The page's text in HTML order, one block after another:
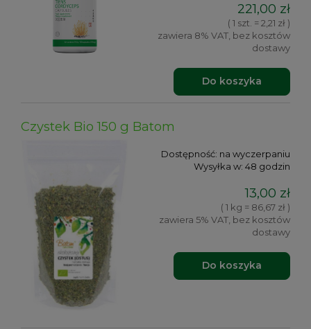
221,00 zł
( 1 szt. = 2,21 zł )
zawiera 8% VAT, bez kosztów
dostawy
Do koszyka
Czystek Bio 150 g Batom
Dostępność: na wyczerpaniu
Wysyłka w: 48 godzin
13,00 zł
( 1 kg = 86,67 zł )
zawiera 5% VAT, bez kosztów
dostawy
Do koszyka